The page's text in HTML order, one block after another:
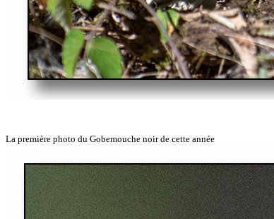
La première photo du Gobemouche noir de cette année